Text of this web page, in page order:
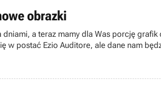
obrazki
a teraz mamy dla Was porcję
postać Ezio Auditore, ale dane nam